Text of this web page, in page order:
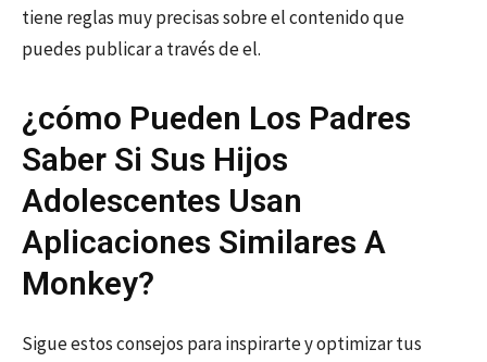
tiene reglas muy precisas sobre el contenido que
puedes publicar a través de el.
¿cómo Pueden Los Padres
Saber Si Sus Hijos
Adolescentes Usan
Aplicaciones Similares A
Monkey?
Sigue estos consejos para inspirarte y optimizar tus